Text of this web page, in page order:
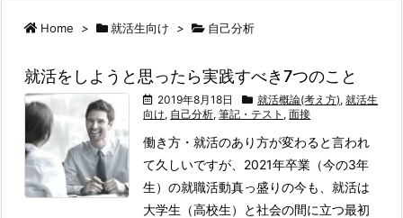
Home > 就活生向け > 自己分析
就活をしようと思ったら実践すべき7つのこと
2019年8月18日 就活概論(考え方),就活生
向け, 自己分析,筆記・テスト ,面接
働き方・就活のあり方が変わると言われ
て久しいですが、2021年卒業（今の3年
生）の就職活動真っ盛りの今も、就活は
大学生（高校生）と社会の間に立つ最初